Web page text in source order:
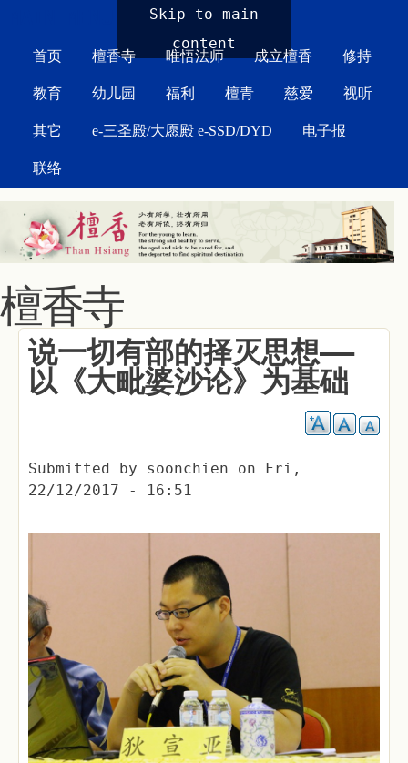
Skip to main
content
首页 檀香寺 唯悟法师 成立檀香 修持
教育 幼儿园 福利 檀青 慈爱 视听
其它 e-三圣殿/大愿殿 e-SSD/DYD 电子报
联络
檀香寺
说一切有部的择灭思想——
以《大毗婆沙论》为基础
Submitted by soonchien on Fri,
22/12/2017 - 16:51